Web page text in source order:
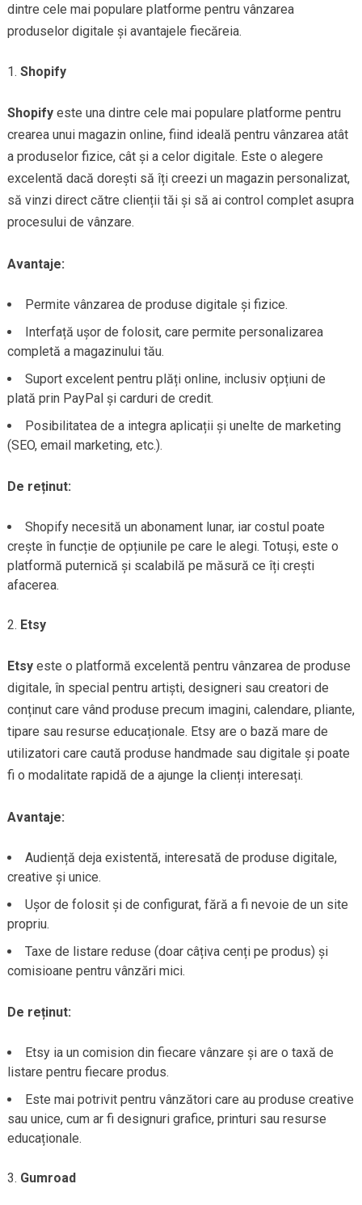
dintre cele mai populare platforme pentru vânzarea
produselor digitale și avantajele fiecăreia.
Shopify
Shopifyeste una dintre cele mai populare platforme pentru
crearea unui magazin online, fiind ideală pentru vânzarea atât
a produselor fizice, cât și a celor digitale. Este o alegere
excelentă dacă dorești să îți creezi un magazin personalizat,
să vinzi direct către clienții tăi și să ai control complet asupra
procesului de vânzare.
Avantaje:
Permite vânzarea de produse digitale și fizice.
Interfață ușor de folosit, care permite personalizarea
completă a magazinului tău.
Suport excelent pentru plăți online, inclusiv opțiuni de
plată prin PayPal și carduri de credit.
Posibilitatea de a integra aplicații și unelte de marketing
(SEO, email marketing, etc.).
De reținut:
Shopify necesită un abonament lunar, iar costul poate
crește în funcție de opțiunile pe care le alegi. Totuși, este o
platformă puternică și scalabilă pe măsură ce îți crești
afacerea.
Etsy
Etsyeste o platformă excelentă pentru vânzarea de produse
digitale, în special pentru artiști, designeri sau creatori de
conținut care vând produse precum imagini, calendare, pliante,
tipare sau resurse educaționale. Etsy are o bază mare de
utilizatori care caută produse handmade sau digitale și poate
fi o modalitate rapidă de a ajunge la clienți interesați.
Avantaje:
Audiență deja existentă, interesată de produse digitale,
creative și unice.
Ușor de folosit și de configurat, fără a fi nevoie de un site
propriu.
Taxe de listare reduse (doar câțiva cenți pe produs) și
comisioane pentru vânzări mici.
De reținut:
Etsy ia un comision din fiecare vânzare și are o taxă de
listare pentru fiecare produs.
Este mai potrivit pentru vânzători care au produse creative
sau unice, cum ar fi designuri grafice, printuri sau resurse
educaționale.
Gumroad